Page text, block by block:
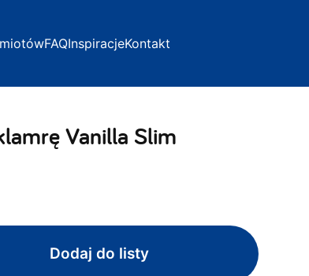
FAQInspiracjeKontakt
Vanilla Slim
Dodaj do listy